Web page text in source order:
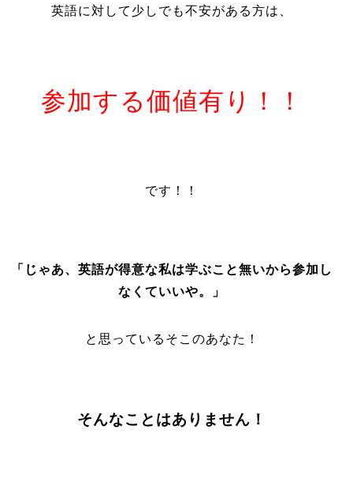
英語に対して少しでも不安がある方は、
参加する価値有り！！
です！！
「じゃあ、英語が得意な私は学ぶこと無いから参加し
なくていいや。」
と思っているそこのあなた！
そんなことはありません！